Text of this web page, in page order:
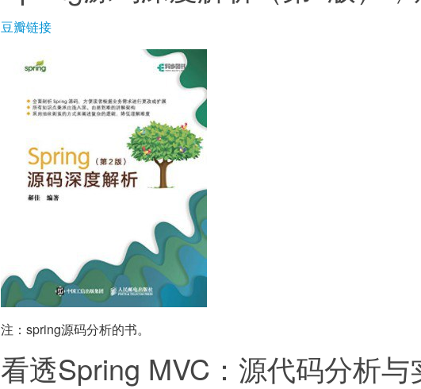
豆瓣链接
注：spring源码分析的书。
看透Spring MVC：源代码分析